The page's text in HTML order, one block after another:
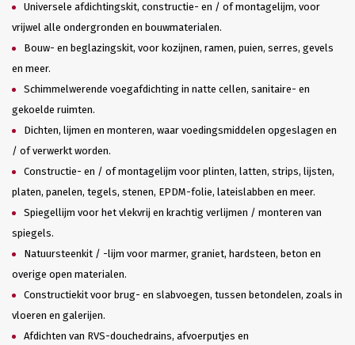
Universele afdichtingskit, constructie- en / of montagelijm, voor
vrijwel alle ondergronden en bouwmaterialen.
Bouw- en beglazingskit, voor kozijnen, ramen, puien, serres, gevels
en meer.
Schimmelwerende voegafdichting in natte cellen, sanitaire- en
gekoelde ruimten.
Dichten, lijmen en monteren, waar voedingsmiddelen opgeslagen en
/ of verwerkt worden.
Constructie- en / of montagelijm voor plinten, latten, strips, lijsten,
platen, panelen, tegels, stenen, EPDM-folie, lateislabben en meer.
Spiegellijm voor het vlekvrij en krachtig verlijmen / monteren van
spiegels.
Natuursteenkit / -lijm voor marmer, graniet, hardsteen, beton en
overige open materialen.
Constructiekit voor brug- en slabvoegen, tussen betondelen, zoals in
vloeren en galerijen.
Afdichten van RVS-douchedrains, afvoerputjes en